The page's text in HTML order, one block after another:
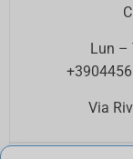
Lun –
Via